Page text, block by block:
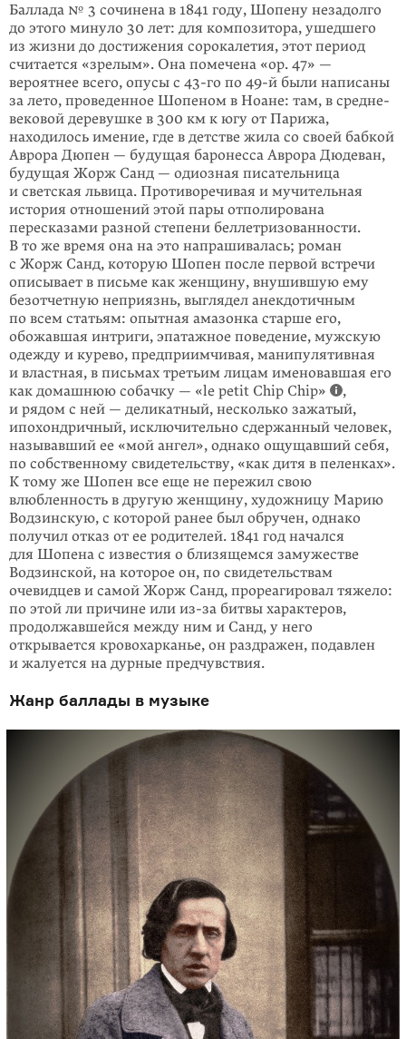
Баллада № 3 сочинена в 1841 году, Шопену незадолго
до этого минуло 30 лет: для композитора, ушедшего
из жизни до достижения сорокалетия, этот период
считается «зрелым». Она помечена «op. 47» —
вероятнее всего, опусы с 43-го по 49-й были написаны
за лето, проведенное Шопеном в Ноане: там, в средне­
веко­вой деревушке в 300 км к югу от Парижа,
находилось имение, где в дет­стве жила со своей бабкой
Аврора Дюпен — будущая баронесса Аврора Дюдеван,
будущая Жорж Санд — одиозная писательница
и светская львица. Противоре­чивая и мучительная
история отношений этой пары отполирована
пересказами разной степени беллетризованности.
В то же время она на это напрашивалась; роман
с Жорж Санд, которую Шопен после первой встречи
описывает в письме как женщину, внушившую ему
безотчетную неприязнь, выглядел анекдотич­ным
по всем статьям: опытная амазонка старше его,
обожавшая интриги, эпатажное поведение, мужскую
одежду и курево, предприимчивая, манипуля­тивная
и властная, в письмах третьим лицам именовавшая его
как домашнюю собачку — «le petit Chip Сhip»
,
и рядом с ней — деликатный, несколько зажатый,
ипохондричный, исключительно сдержанный человек,
называвший ее «мой ангел», однако ощущавший себя,
по собственному свидетельству, «как дитя в пеленках».
К тому же Шопен все еще не пережил свою
влюбленность в другую женщину, художницу Марию
Водзинскую, с которой ранее был обру­чен, однако
получил отказ от ее роди­телей. 1841 год начался
для Шопена с известия о близящемся замужестве
Водзинской, на которое он, по свидетель­ст­вам
очевидцев и самой Жорж Санд, прореагировал тяжело:
по этой ли при­чине или из-за битвы характеров,
продолжавшейся между ним и Санд, у него
открывается кровохарканье, он раздражен, подавлен
и жалуется на дурные предчувствия.
Жанр баллады в музыке